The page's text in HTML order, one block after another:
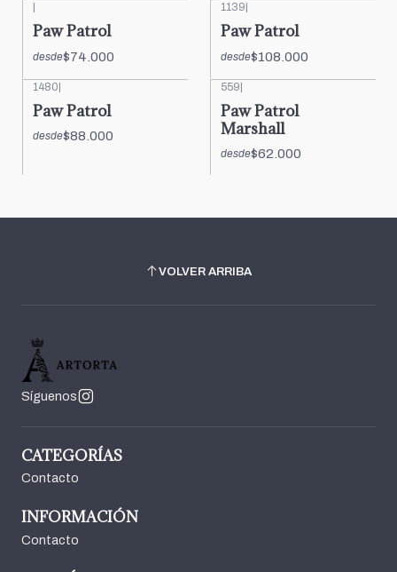
Paw Patrol
desde$74.000
1139
Paw Patrol
desde$108.000
1480|
Paw Patrol
desde$88.000
559|
Paw Patrol
Marshall
desde$62.000
VOLVER ARRIBA
Síguenos
CATEGORÍAS
Contacto
INFORMACIÓN
Contacto